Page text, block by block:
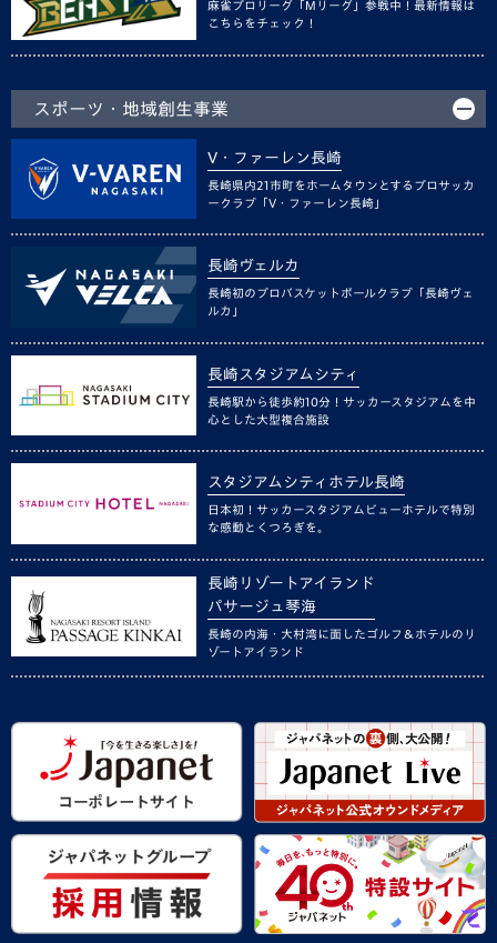
麻雀プロリーグ「Mリーグ」参戦中！最新情報は
こちらをチェック！
スポーツ・地域創生事業
V・ファーレン長崎
長崎県内21市町をホームタウンとするプロサッカ
ークラブ「V・ファーレン長崎」
長崎ヴェルカ
長崎初のプロバスケットボールクラブ「長崎ヴェ
ルカ」
長崎スタジアムシティ
長崎駅から徒歩約10分！サッカースタジアムを中
心とした大型複合施設
スタジアムシティホテル長崎
日本初！サッカースタジアムビューホテルで特別
な感動とくつろぎを。
長崎リゾートアイランド
パサージュ琴海
長崎の内海・大村湾に面したゴルフ＆ホテルのリ
ゾートアイランド